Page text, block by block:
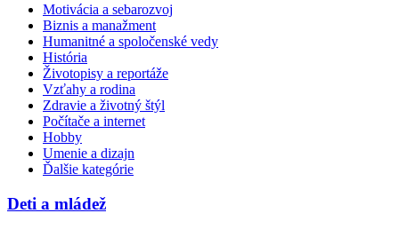
Motivácia a sebarozvoj
Biznis a manažment
Humanitné a spoločenské vedy
História
Životopisy a reportáže
Vzťahy a rodina
Zdravie a životný štýl
Počítače a internet
Hobby
Umenie a dizajn
Ďalšie kategórie
Deti a mládež